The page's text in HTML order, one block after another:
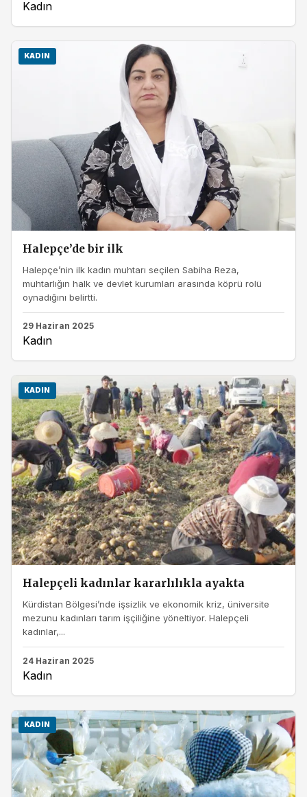
Kadın
KADIN
Halepçe’de bir ilk
Halepçe’nin ilk kadın muhtarı seçilen Sabiha Reza,
muhtarlığın halk ve devlet kurumları arasında köprü rolü
oynadığını belirtti.
29 Haziran 2025
Kadın
KADIN
Halepçeli kadınlar kararlılıkla ayakta
Kürdistan Bölgesi’nde işsizlik ve ekonomik kriz, üniversite
mezunu kadınları tarım işçiliğine yöneltiyor. Halepçeli
kadınlar,...
24 Haziran 2025
Kadın
KADIN